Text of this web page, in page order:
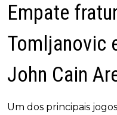
Empate
Tomljanovic
John Cain
Um dos principais